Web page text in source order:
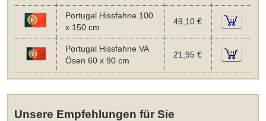
Portugal Hissfahne 100
x 150 cm
49,10 €
Portugal Hissfahne VA
Ösen 60 x 90 cm
21,95 €
Unsere Empfehlungen für Sie